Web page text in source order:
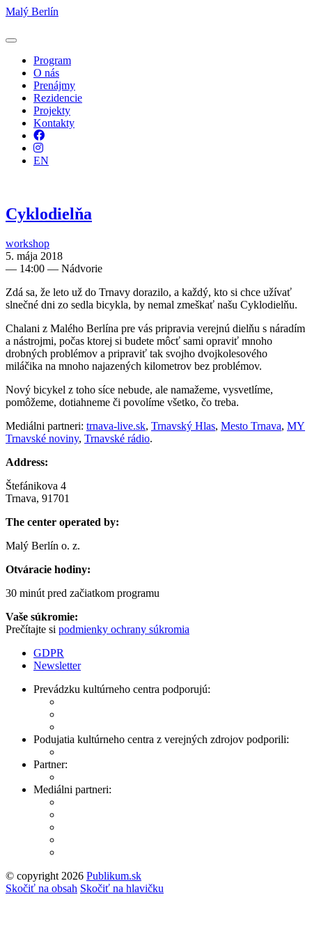
Malý Berlín
Program
O nás
Prenájmy
Rezidencie
Projekty
Kontakty
Facebook
Instagram
EN
Cyklodielňa
workshop
5. mája 2018
— 14:00 — Nádvorie
Zdá sa, že leto už do Trnavy dorazilo, a každý, kto si chce užívať
slnečné dni zo sedla bicykla, by nemal zmeškať našu Cyklodielňu.
Chalani z Malého Berlína pre vás pripravia verejnú dielňu s náradím
a nástrojmi, počas ktorej si budete môcť sami opraviť mnoho
drobných problémov a pripraviť tak svojho dvojkolesového
miláčika na mnoho najazených kilometrov bez problémov.
Nový bicykel z toho síce nebude, ale namažeme, vysvetlíme,
pomôžeme, dotiahneme či povolíme všetko, čo treba.
Mediálni partneri: trnava-live.sk, Trnavský Hlas, Mesto Trnava, MY
Trnavské noviny, Trnavské rádio.
Address:
Štefánikova 4
Trnava, 91701
The center operated by:
Malý Berlín o. z.
Otváracie hodiny:
30 minút pred začiatkom programu
Vaše súkromie:
Prečítajte si podmienky ochrany súkromia
GDPR
Newsletter
Prevádzku kultúrneho centra podporujú:
Podujatia kultúrneho centra z verejných zdrojov podporili:
Partner:
Mediálni partneri:
© copyright 2026 Publikum.sk
Tvorba stránok: Enjoy
Skočiť na obsah Skočiť na hlavičku